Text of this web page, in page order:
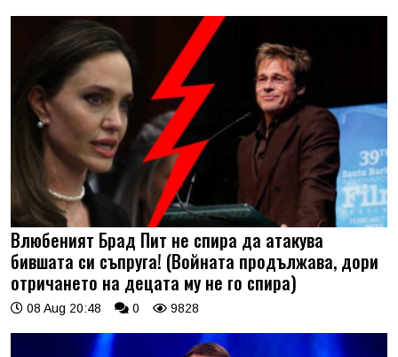
Влюбеният Брад Пит не спира да атакува
бившата си съпруга! (Войната продължава, дори
отричането на децата му не го спира)
08 Aug 20:48 0 9828